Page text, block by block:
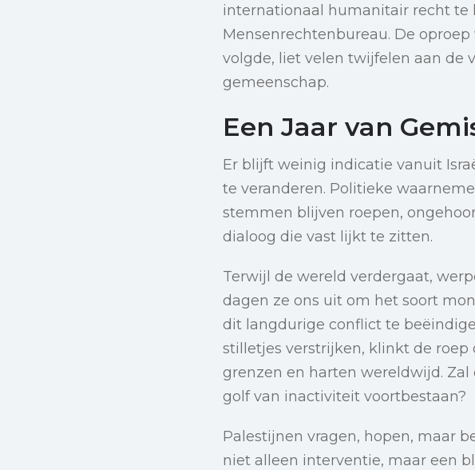
internationaal humanitair recht
Mensenrechtenbureau. De
volgde, liet velen twijfelen aan de
gemeenschap.
Een Jaar van
Er blijft weinig indicatie vanuit
te veranderen. Politieke
stemmen blijven roepen,
dialoog die vast lijkt te zitten.
Terwijl de wereld verdergaat,
dagen ze ons uit om het soort
dit langdurige conflict te
stilletjes verstrijken, klinkt de
grenzen en harten wereldwijd.
golf van inactiviteit voortbestaan?
Palestijnen vragen, hopen, maar
niet alleen interventie, maar een